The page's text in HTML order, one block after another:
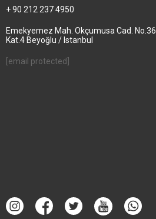
+ 90 212 237 4950
Emekyemez Mah. Okçumusa Cad. No.36
Kat.4 Beyoğlu / Istanbul
[email protected]